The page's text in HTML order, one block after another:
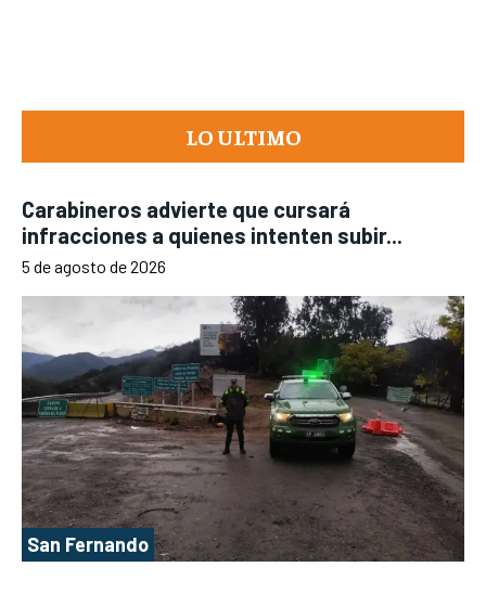
LO ULTIMO
Carabineros advierte que cursará
infracciones a quienes intenten subir...
5 de agosto de 2026
San Fernando